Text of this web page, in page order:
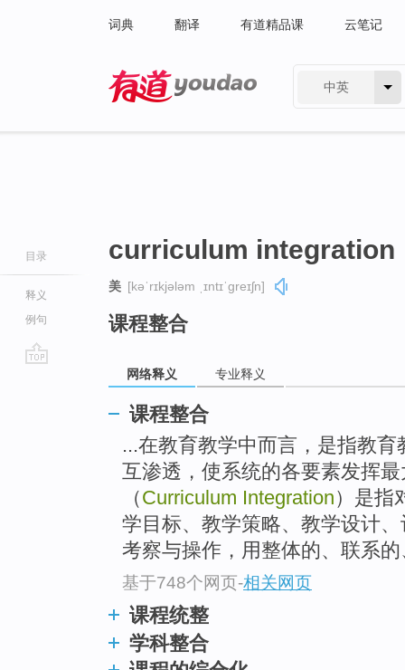
词典 翻译 有道精品课 云笔记
中英
目录
释义
例句
curriculum integration
美 [kəˈrɪkjələm ˌɪntɪˈɡreɪʃn]
课程整合
网络释义 专业释义
课程整合
...在教育教学中而言，是指教
互渗透，使系统的各要素发挥
（Curriculum Integration）是指
学目标、教学策略、教学设计
考察与操作，用整体的、联系
基于748个网页-相关网页
课程统整
学科整合